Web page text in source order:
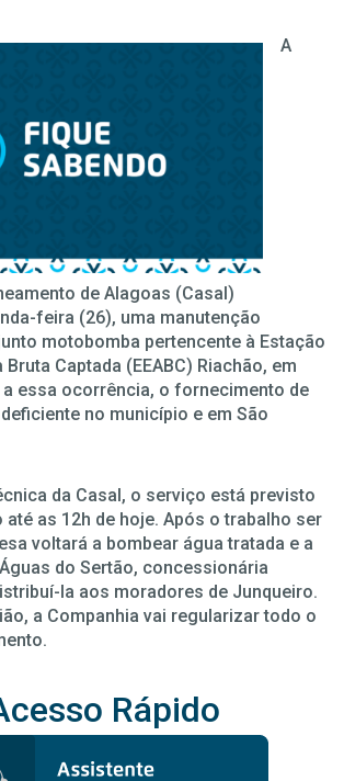
A
de Alagoas (Casal)
feira (26), uma manutenção
motobomba pertencente à Estação
Captada (EEABC) Riachão, em
a essa ocorrência, o fornecimento de
no município e em São
da Casal, o serviço está previsto
as 12h de hoje. Após o trabalho ser
voltará a bombear água tratada e a
do Sertão, concessionária
la aos moradores de Junqueiro.
a Companhia vai regularizar todo o
Rápido